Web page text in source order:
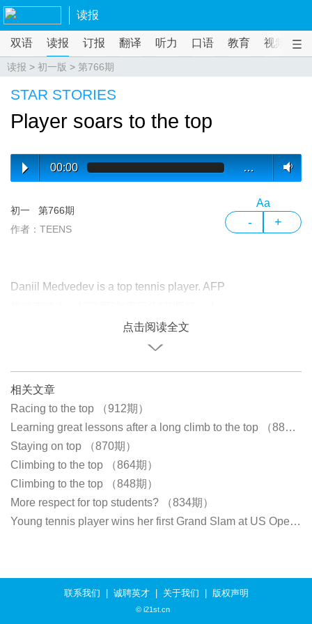
读报
双语 读报 订报 翻译 听力 口语 教育 视频
读报 > 初一版 > 第766期
STAR STORIES
Player soars to the top
00:00 …
初一
第766期
作者：TEENS
Aa
- +
Daniil Medvedev is a top tennis player. AFP
点击阅读全文
相关文章
Racing to the top （912期）
Learning great lessons after a long climb to the top （881期）
Staying on top （870期）
Climbing to the top （864期）
Climbing to the top （848期）
More respect for top students? （834期）
Young tennis player wins her first Grand Slam at US Open （825期）
联系我们 诚聘英才| 关于我们 版权声明
© i21st.cn